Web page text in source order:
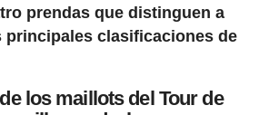
prendas que distinguen a
principales clasificaciones de
los maillots del Tour de